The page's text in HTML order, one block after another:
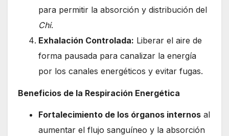
para permitir la absorción y distribución del
Chi.
Exhalación Controlada: Liberar el aire de
forma pausada para canalizar la energía
por los canales energéticos y evitar fugas.
Beneficios de la Respiración Energética
Fortalecimiento de los órganos internos al
aumentar el flujo sanguíneo y la absorción